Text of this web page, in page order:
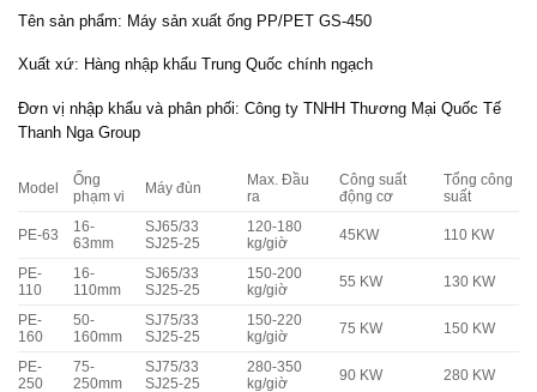
Tên sản phẩm: Máy sản xuất ống PP/PET GS-450
Xuất xứ: Hàng nhập khẩu Trung Quốc chính ngạch
Đơn vị nhập khẩu và phân phối: Công ty TNHH Thương Mại Quốc Tế
Thanh Nga Group
Model
Ống
phạm vi
Máy đùn
Max. Đầu
ra
Công suất
động cơ
Tổng công
suất
PE-63
16-
63mm
SJ65/33
SJ25-25
120-180
kg/giờ
45KW 110 KW
PE-
110
16-
110mm
SJ65/33
SJ25-25
150-200
kg/giờ
55 KW 130 KW
PE-
160
50-
160mm
SJ75/33
SJ25-25
150-220
kg/giờ
75 KW 150 KW
PE-
250
75-
250mm
SJ75/33
SJ25-25
280-350
kg/giờ
90 KW 280 KW